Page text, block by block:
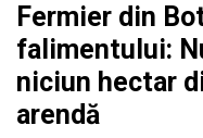
Fermier din
falimentului:
niciun hectar
arendă